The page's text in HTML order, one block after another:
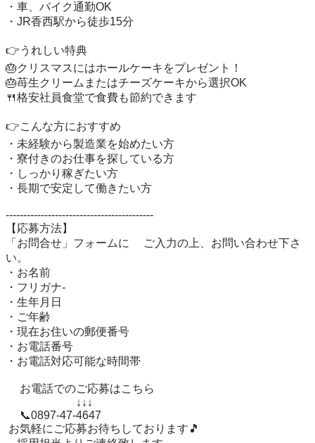
・車、バイク通勤OK
・JR香西駅から徒歩15分
👉うれしい特典
🎂クリスマスにはホールケーキをプレゼント！
🎂苺生クリームまたはチーズケーキから選択OK
🍴格安社員食堂で食費も節約できます
👉こんな方におすすめ
・未経験から製造業を始めたい方
・寮付きのお仕事を探している方
・しっかり稼ぎたい方
・長期で安定して働きたい方
------------------------------------------
【応募方法】
「お問合せ」フォームに 　ご入力の上、お問い合わせ下さ
い。
・お名前
・フリガナ-
・生年月日
・ご年齢
・現在お住いの郵便番号
・お電話番号
・お電話対応可能な時間帯